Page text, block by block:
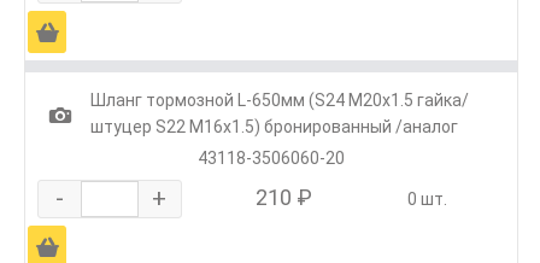
Ä
1
Шланг тормозной L-650мм (S24 M20х1.5 гайка/
штуцер S22 M16х1.5) бронированный /аналог
43118-3506060-20
- + 210 ₽ 0 шт.
Ä